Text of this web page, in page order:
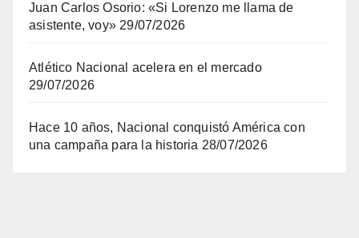
Juan Carlos Osorio: «Si Lorenzo me llama de
asistente, voy» 29/07/2026
Atlético Nacional acelera en el mercado
29/07/2026
Hace 10 años, Nacional conquistó América con
una campaña para la historia 28/07/2026